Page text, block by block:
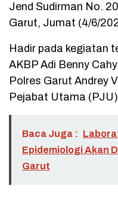
Jend Sudirman No.
Garut, Jumat (4/6/
Hadir pada kegiatan
AKBP Adi Benny
Polres Garut Andrey
Pejabat Utama
Baca Juga :
Epidemiologi Akan
Garut